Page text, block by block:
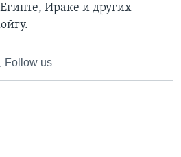
Ираке и других
Follow us